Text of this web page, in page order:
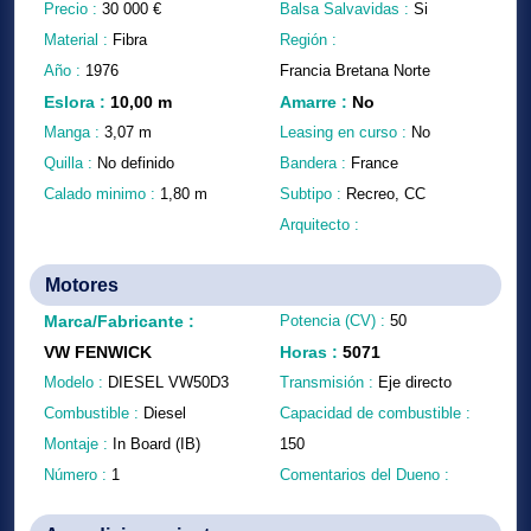
Precio : 30 000 €
Material : Fibra
Año : 1976
Eslora : 10,00 m
Manga : 3,07 m
Quilla : No definido
Calado minimo : 1,80 m
Balsa Salvavidas : Si
Región :
Francia Bretana Norte
Amarre : No
Leasing en curso : No
Bandera : France
Subtipo : Recreo, CC
Arquitecto :
Motores
Marca/Fabricante :
VW FENWICK
Modelo : DIESEL VW50D3
Combustible : Diesel
Montaje : In Board (IB)
Número : 1
Potencia (CV) : 50
Horas : 5071
Transmisión : Eje directo
Capacidad de combustible :
150
Comentarios del Dueno :